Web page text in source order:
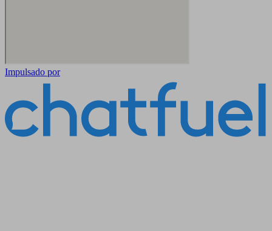
Impulsado por